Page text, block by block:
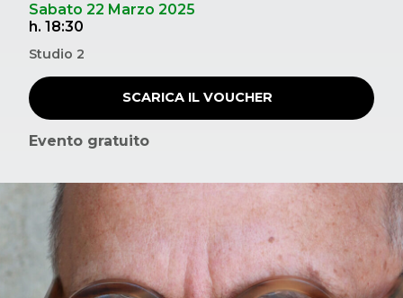
Sabato 22 Marzo 2025
h. 18:30
Studio 2
SCARICA IL VOUCHER
Evento gratuito